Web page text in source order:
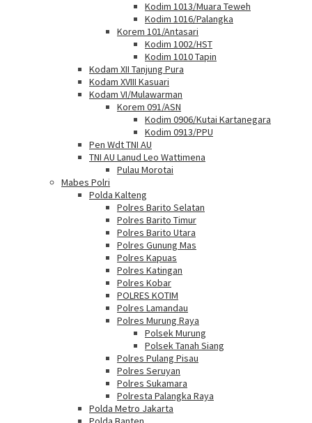
Kodim 1013/Muara Teweh
Kodim 1016/Palangka
Korem 101/Antasari
Kodim 1002/HST
Kodim 1010 Tapin
Kodam XII Tanjung Pura
Kodam XVIII Kasuari
Kodam VI/Mulawarman
Korem 091/ASN
Kodim 0906/Kutai Kartanegara
Kodim 0913/PPU
Pen Wdt TNI AU
TNI AU Lanud Leo Wattimena
Pulau Morotai
Mabes Polri
Polda Kalteng
Polres Barito Selatan
Polres Barito Timur
Polres Barito Utara
Polres Gunung Mas
Polres Kapuas
Polres Katingan
Polres Kobar
POLRES KOTIM
Polres Lamandau
Polres Murung Raya
Polsek Murung
Polsek Tanah Siang
Polres Pulang Pisau
Polres Seruyan
Polres Sukamara
Polresta Palangka Raya
Polda Metro Jakarta